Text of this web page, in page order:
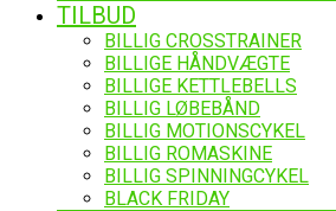
TILBUD
BILLIG CROSSTRAINER
BILLIGE HÅNDVÆGTE
BILLIGE KETTLEBELLS
BILLIG LØBEBÅND
BILLIG MOTIONSCYKEL
BILLIG ROMASKINE
BILLIG SPINNINGCYKEL
BLACK FRIDAY